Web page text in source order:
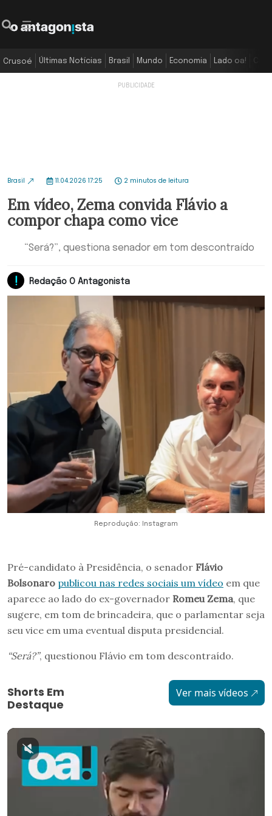
Crusoé Últimas Notícias Brasil Mundo Economia Lado oa!
Brasil 11.04.2026 17:25 2 minutos de leitura
Em vídeo, Zema convida Flávio a
compor chapa como vice
“Será?”, questiona senador em tom descontraído
Redação O Antagonista
Reprodução: Instagram
Pré-candidato à Presidência, o senador Flávio
Bolsonaro publicou nas redes sociais um vídeo em que
aparece ao lado do ex-governador Romeu Zema, que
sugere, em tom de brincadeira, que o parlamentar seja
seu vice em uma eventual disputa presidencial.
“Será?”, questionou Flávio em tom descontraído.
Shorts Em
Destaque
Ver mais vídeos